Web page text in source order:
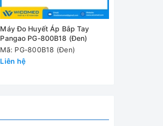
Máy Đo Huyết Áp Bắp Tay
Pangao PG-800B18 (Đen)
Mã: PG-800B18 (Đen)
Liên hệ